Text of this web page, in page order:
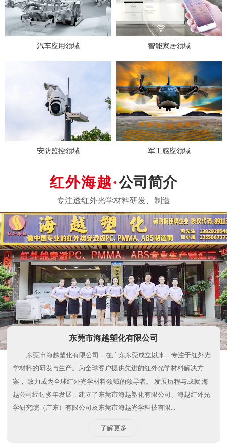
红外线穿透光
红外线穿透
汽车应用领域 智能家居领域
安防监控领域 军工感应领域
公司简介
东莞市海越塑化有限公司
东莞市海越塑化有限公司，在广东东莞成立以来，专注于红外光
学材料的研发与生产。为全球客户提供先进的红外光学材料解决方
案， 致力成为全球红外光学材料领域的领导者。 发展历程与成就 海
越公司经过多年发展，建立了东莞市海越塑化有限公司、海越红外光
学研究院（广东）有限公司及东莞市海越光学科技有限...
了解更多